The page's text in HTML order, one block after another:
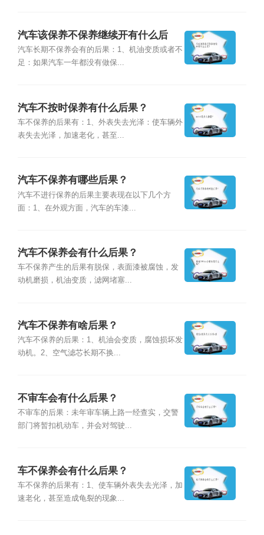
汽车该保养不保养继续开有什么后
果？
汽车长期不保养会有的后果：1、机油变质或者不
足：如果汽车一年都没有做保...
汽车不按时保养有什么后果？
车不保养的后果有：1、外表失去光泽：使车辆外
表失去光泽，加速老化，甚至...
汽车不保养有哪些后果？
汽车不进行保养的后果主要表现在以下几个方
面：1、在外观方面，汽车的车漆...
汽车不保养会有什么后果？
车不保养产生的后果有脱保，表面漆被腐蚀，发
动机磨损，机油变质，滤网堵塞...
汽车不保养有啥后果？
汽车不保养的后果：1、机油会变质，腐蚀损坏发
动机。2、空气滤芯长期不换...
不审车会有什么后果？
不审车的后果：未年审车辆上路一经查实，交警
部门将暂扣机动车，并会对驾驶...
车不保养会有什么后果？
车不保养的后果有：1、使车辆外表失去光泽，加
速老化，甚至造成龟裂的现象...